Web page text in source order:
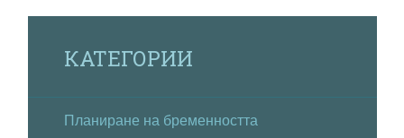
КАТЕГОРИИ
Планиране на бременността